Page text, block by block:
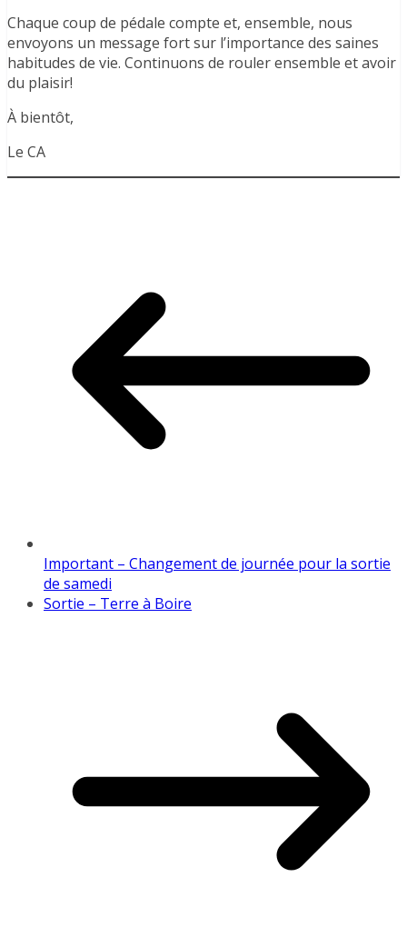
Chaque coup de pédale compte et, ensemble, nous
envoyons un message fort sur l’importance des saines
habitudes de vie. Continuons de rouler ensemble et avoir
du plaisir!
À bientôt,
Le CA
Important – Changement de journée pour la sortie
de samedi
Sortie – Terre à Boire